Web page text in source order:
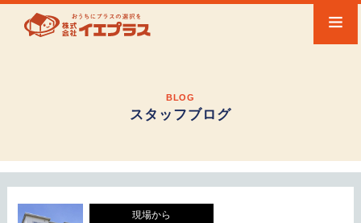
BLOG
スタッフブログ
現場から